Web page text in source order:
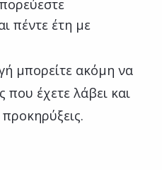
πέντε έτη με
μπορείτε ακόμη να
που έχετε λάβει και